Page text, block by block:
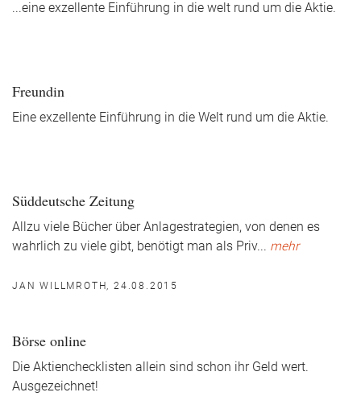
...eine exzellente Einführung in die welt rund um die Aktie.
Freundin
Eine exzellente Einführung in die Welt rund um die Aktie.
Süddeutsche Zeitung
Allzu viele Bücher über Anlagestrategien, von denen es
wahrlich zu viele gibt, benötigt man als Priv... mehr
JAN WILLMROTH, 24.08.2015
Börse online
Die Aktienchecklisten allein sind schon ihr Geld wert.
Ausgezeichnet!